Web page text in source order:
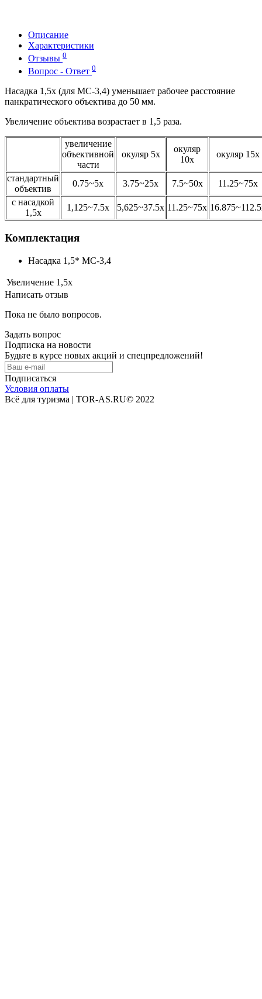
Описание
Характеристики
Отзывы 0
Вопрос - Ответ 0
Насадка 1,5х (для МС-3,4) уменьшает рабочее расстояние
панкратического объектива до 50 мм.
Увеличение объектива возрастает в 1,5 раза.
увеличение
объективной
части
окуляр 5х
окуляр
10х
окуляр 15х
стандартный
объектив
0.75~5х 3.75~25х 7.5~50х
11.25~75х
с насадкой
1,5х
1,125~7.5х 5,625~37.5х 11.25~75х
Комплектация
Насадка 1,5* МС-3,4
Увеличение 1,5х
Написать отзыв
Пока не было вопросов.
Задать вопрос
Подписка на новости
Будьте в курсе новых акций и спецпредложений!
Подписаться
Условия оплаты
Всё для туризма | TOR-AS.RU© 2022